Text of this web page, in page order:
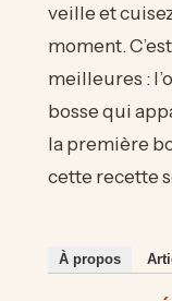
veille et
moment.
meilleures :
bosse qui
la première
cette recette
À propos